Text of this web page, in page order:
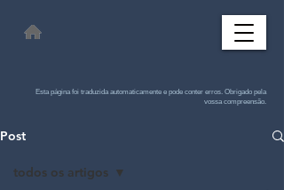
Esta página foi traduzida automaticamente e pode conter erros. Obrigado pela
vossa compreensão.
Post
todos os artigos